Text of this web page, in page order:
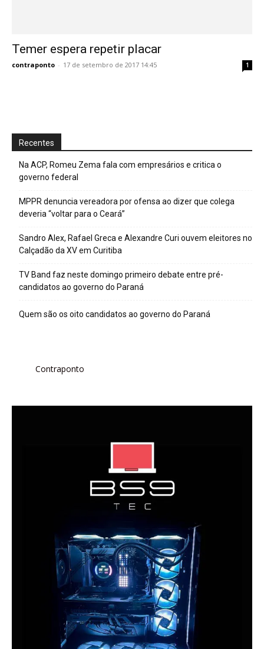
Temer espera repetir placar
contraponto - 17 de setembro de 2017 14:45 1
Recentes
Na ACP, Romeu Zema fala com empresários e critica o
governo federal
MPPR denuncia vereadora por ofensa ao dizer que colega
deveria “voltar para o Ceará”
Sandro Alex, Rafael Greca e Alexandre Curi ouvem eleitores no
Calçadão da XV em Curitiba
TV Band faz neste domingo primeiro debate entre pré-
candidatos ao governo do Paraná
Quem são os oito candidatos ao governo do Paraná
Contraponto